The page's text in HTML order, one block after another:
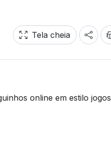
Tela cheia
online em estilo jogos